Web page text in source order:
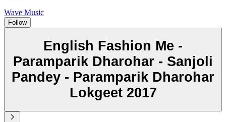
Wave Music
Follow
English Fashion Me -
Paramparik Dharohar - Sanjoli
Pandey - Paramparik Dharohar
Lokgeet 2017